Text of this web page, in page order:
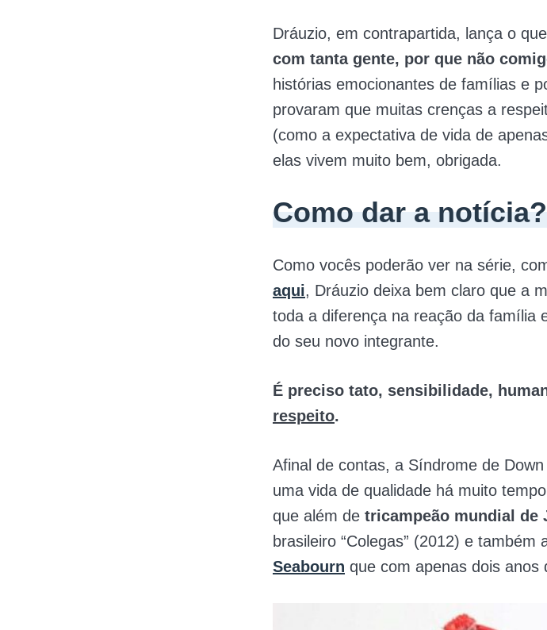
Dráuzio, em contrapartida, lança o
com tanta gente, por que não
histórias emocionantes de famílias e
provaram que muitas crenças a
(como a expectativa de vida de
elas vivem muito bem, obrigada.
Como dar a notícia?
Como vocês poderão ver na série,
aqui, Dráuzio deixa bem claro que a
toda a diferença na reação da família
do seu novo integrante.
É preciso tato, sensibilidade,
respeito.
Afinal de contas, a Síndrome de
uma vida de qualidade há muito
que além de tricampeão mundial de
brasileiro “Colegas” (2012) e também
Seabourn que com apenas dois anos